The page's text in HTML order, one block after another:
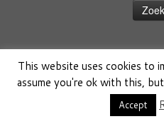
© 2026 Osho Boeken
Ontworpen met de
This website uses cookies to
assume you're ok with this,
Accept